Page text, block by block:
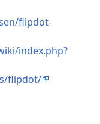
flipdot-
index.php?
flipdot/